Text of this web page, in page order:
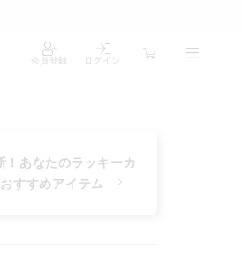
会員登録 ログイン
！あなたのラッキーカ
すすめアイテム